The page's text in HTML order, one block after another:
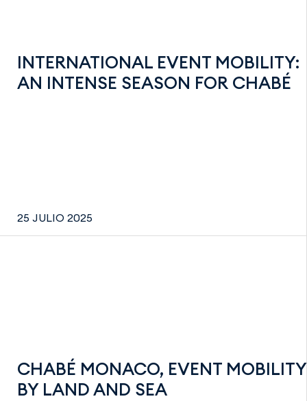
INTERNATIONAL EVENT MOBILITY:
AN INTENSE SEASON FOR CHABÉ
25 JULIO 2025
CHABÉ MONACO, EVENT MOBILITY
BY LAND AND SEA